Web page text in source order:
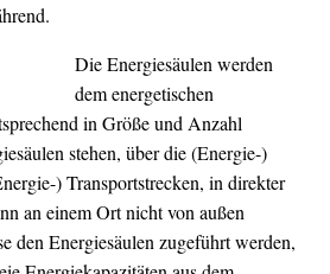
Die Energiesäulen werden
dem energetischen
in Größe und Anzahl
stehen, über die (Energie-)
) Transportstrecken, in direkter
an einem Ort nicht von außen
den Energiesäulen zugeführt werden,